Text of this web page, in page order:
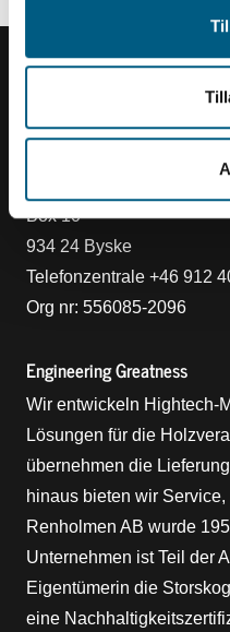
Kontakt
Box 10
934 24 Byske
Telefonzentrale +46 912
Org nr: 556085-2096
Engineering Greatness
Wir entwickeln Hightech-
Lösungen für die
übernehmen die
hinaus bieten wir
Renholmen AB wurde
Unternehmen ist Teil der
Eigentümerin die
eine